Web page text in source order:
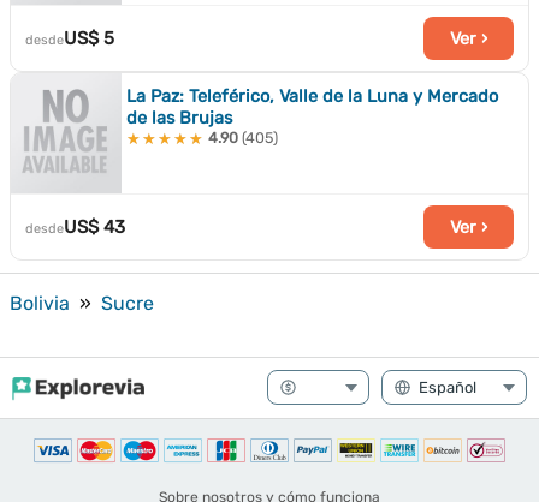
desdeUS$ 5 Ver ›
La Paz: Teleférico, Valle de la Luna y Mercado
de las Brujas
★★★★★
★★★★★ 4.90 (405)
desdeUS$ 43 Ver ›
Bolivia » Sucre
Sobre nosotros y cómo funciona